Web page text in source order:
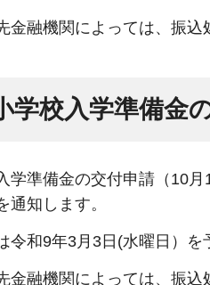
金融機関によっては、振
学校入学準備金
学準備金の交付申請（10
通知します。
令和9年3月3日(水曜日）を
金融機関によっては、振